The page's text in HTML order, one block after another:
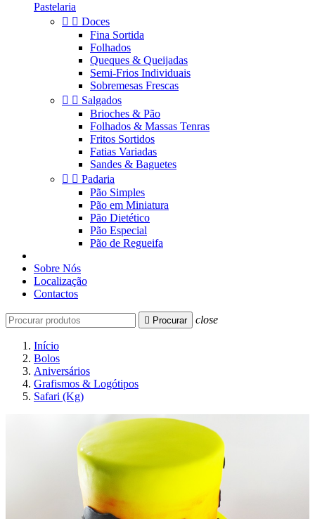
Pastelaria
  Doces
Fina Sortida
Folhados
Queques & Queijadas
Semi-Frios Individuais
Sobremesas Frescas
  Salgados
Brioches & Pão
Folhados & Massas Tenras
Fritos Sortidos
Fatias Variadas
Sandes & Baguetes
  Padaria
Pão Simples
Pão em Miniatura
Pão Dietético
Pão Especial
Pão de Regueifa
Sobre Nós
Localização
Contactos
 Procurar close
Início
Bolos
Aniversários
Grafismos & Logótipos
Safari (Kg)